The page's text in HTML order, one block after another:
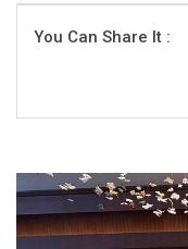
You Can Share It :